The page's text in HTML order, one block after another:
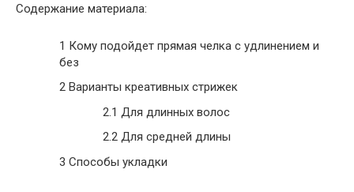
Содержание материала:
1 Кому подойдет прямая челка с удлинением и
без
2 Варианты креативных стрижек
2.1 Для длинных волос
2.2 Для средней длины
3 Способы укладки